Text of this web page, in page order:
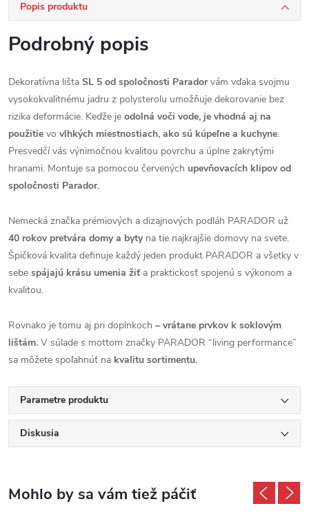
Popis produktu
Podrobný popis
Dekoratívna lišta SL 5 od spoločnosti Paradorvám vďaka svojmu
vysokokvalitnému jadru z polysterolu umožňuje dekorovanie bez
rizika deformácie. Keďže je odolná voči vode, je vhodná aj na
použitie vo vlhkých miestnostiach, ako sú kúpeľne a kuchyne.
Presvedčí vás výnimočnou kvalitou povrchu a úplne zakrytými
hranami. Montuje sa pomocou červených upevňovacích klipov od
spoločnosti Parador.
Nemecká značka prémiových a dizajnových podláh PARADOR už
40 rokov pretvára domy a byty na tie najkrajšie domovy na svete.
Špičková kvalita definuje každý jeden produkt PARADOR a všetky v
sebe spájajú krásu umenia žiť a praktickosť spojenú s výkonom a
kvalitou.
Rovnako je tomu aj pri doplnkoch – vrátane prvkov k soklovým
lištám. V súlade s mottom značky PARADOR “living performance”
sa môžete spoľahnúť na kvalitu sortimentu.
Parametre produktu
Diskusia